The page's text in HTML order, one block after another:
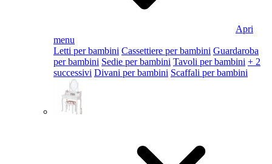
Apri
menu
Letti per bambini Cassettiere per bambini Guardaroba
per bambini Sedie per bambini Tavoli per bambini + 2
successivi Divani per bambini Scaffali per bambini